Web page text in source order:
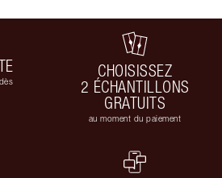
CHOISISSEZ
2 ÉCHANTILLONS
GRATUITS
au moment du paiement